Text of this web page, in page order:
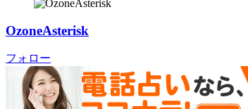
OzoneAsterisk
フォロー